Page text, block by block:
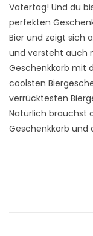
Vatertag! Und du
perfekten
Bier und zeigt sich
und versteht auch
Geschenkkorb mit
coolsten
verrücktesten
Natürlich brauchst
Geschenkkorb und